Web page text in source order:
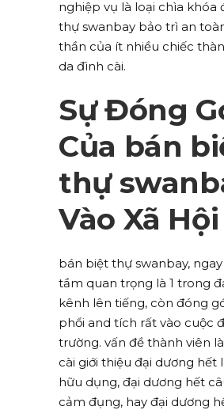
nghiệp vụ là loại chìa khóa
thự swanbay bảo trì an
thần của ít nhiều chiếc
da đình cài.
Sự Đóng
Của bán
thự
Vào Xã Hội
bán biệt thự swanbay,
tầm quan trọng là 1 trong
kênh lên tiếng, còn đóng
phổi and tích rất vào cuộc
trường. vấn đề thành viên
cài giới thiệu đại dương hết
hữu dụng, đại dương hết
cảm đụng, hay đại dương